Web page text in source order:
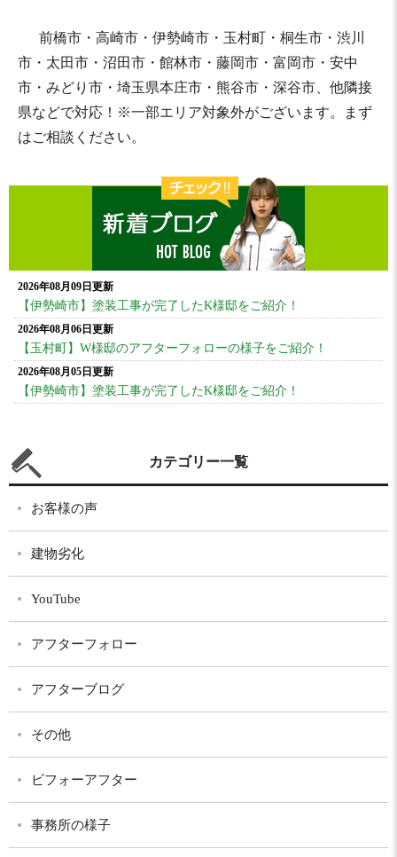
前橋市・高崎市・伊勢崎市・玉村町・桐生市・渋川
市・太田市・沼田市・館林市・藤岡市・富岡市・安中
市・みどり市・埼玉県本庄市・熊谷市・深谷市、他隣接
県などで対応！※一部エリア対象外がございます。まず
はご相談ください。
2026年08月09日更新
【伊勢崎市】塗装工事が完了したK様邸をご紹介！
2026年08月06日更新
【玉村町】W様邸のアフターフォローの様子をご紹介！
2026年08月05日更新
【伊勢崎市】塗装工事が完了したK様邸をご紹介！
カテゴリー一覧
お客様の声
建物劣化
YouTube
アフターフォロー
アフターブログ
その他
ビフォーアフター
事務所の様子